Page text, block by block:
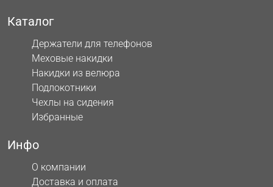
Каталог
Держатели для телефонов
Меховые накидки
Накидки из велюра
Подлокотники
Чехлы на сидения
Избранные
Инфо
О компании
Доставка и оплата